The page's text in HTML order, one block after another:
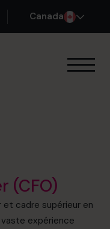
Canada
découverte
(CFO)
cadre supérieur en
expérience